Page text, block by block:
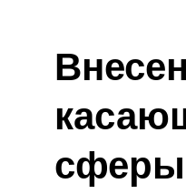
сферы